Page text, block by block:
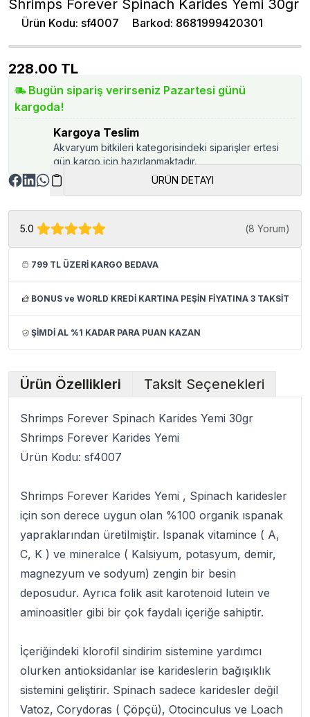
Shrimps Forever Spinach Karides Yemi 30gr
Ürün Kodu: sf4007 Barkod: 8681999420301
228.00 TL
Bugün sipariş verirseniz Pazartesi günü
kargoda!
Kargoya Teslim
Akvaryum bitkileri kategorisindeki siparişler ertesi
gün kargo için hazırlanmaktadır.
ÜRÜN DETAYI
5.0 (8 Yorum)
799 TL ÜZERİ KARGO BEDAVA
BONUS ve WORLD KREDİ KARTINA PEŞİN FİYATINA 3 TAKSİT
ŞİMDİ AL %1 KADAR PARA PUAN KAZAN
Ürün Özellikleri Taksit Seçenekleri
Shrimps Forever Spinach Karides Yemi 30gr
Shrimps Forever Karides Yemi
Ürün Kodu: sf4007
Shrimps Forever Karides Yemi , Spinach karidesler
için son derece uygun olan %100 organik ıspanak
yapraklarından üretilmiştir. Ispanak vitamince ( A,
C, K ) ve mineralce ( Kalsiyum, potasyum, demir,
magnezyum ve sodyum) zengin bir besin
deposudur. Ayrıca folik asit karotenoid lutein ve
aminoasitler gibi bir çok faydalı içeriğe sahiptir.
İçeriğindeki klorofil sindirim sistemine yardımcı
olurken antioksidanlar ise karideslerin bağışıklık
sistemini geliştirir. Spinach sadece karidesler değil
Vatoz, Corydoras ( Çöpçü), Otocinculus ve Loach